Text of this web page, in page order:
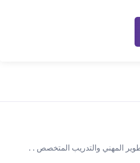
المهني والتدريب المتخصص . .